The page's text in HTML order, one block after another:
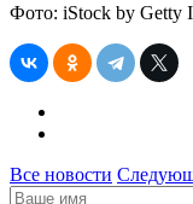
Фото: iStock by Getty
Все новости